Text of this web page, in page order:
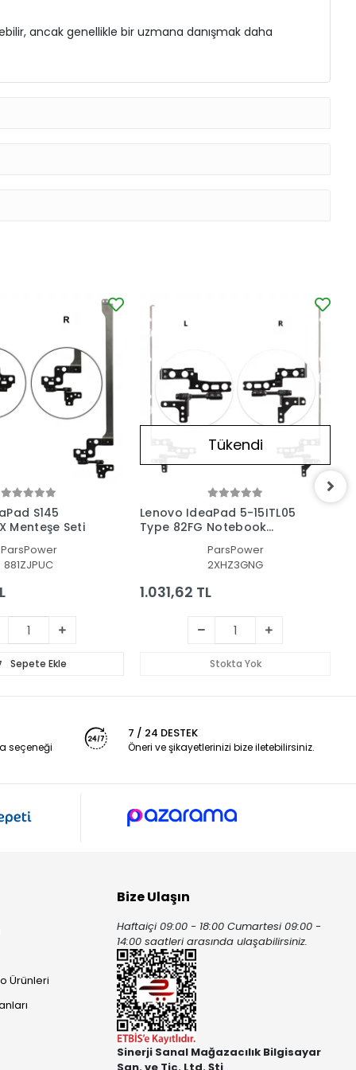
ancak genellikle bir uzmana danışmak daha
S145
Menteşe Seti
ParsPower
881ZJPUC
Sepete Ekle
Tükendi
Lenovo IdeaPad 5-15ITL05
Type 82FG Notebook
ParsPower
2XHZ3GNG
1.031,62 TL
Stokta Yok
seçeneği
7 / 24 DESTEK
Öneri ve şikayetlerinizi bize iletebilirsiniz.
Ürünleri
Bize Ulaşın
Haftaiçi 09:00 - 18:00 Cumartesi 09:00 -
14:00 saatleri arasında ulaşabilirsiniz.
Sinerji Sanal Mağazacılık Bilgisayar